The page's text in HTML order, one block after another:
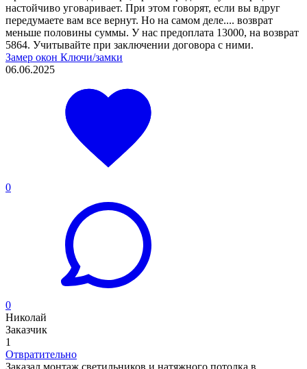
настойчиво уговаривает. При этом говорят, если вы вдруг
передумаете вам все вернут. Но на самом деле.... возврат
меньше половины суммы. У нас предоплата 13000, на возврат
5864. Учитывайте при заключении договора с ними.
Замер окон Ключи/замки
06.06.2025
0
0
Николай
Заказчик
1
Отвратительно